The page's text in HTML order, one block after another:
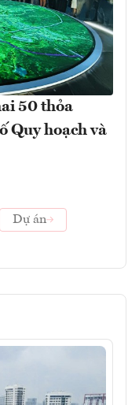
50 thỏa
Quy hoạch và
Dự án